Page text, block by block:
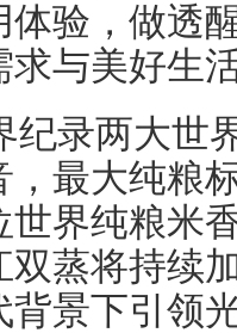
体验，做透
求与美好生
纪录两大世
，最大纯粮
界纯粮米
双蒸将持续
背景下引领